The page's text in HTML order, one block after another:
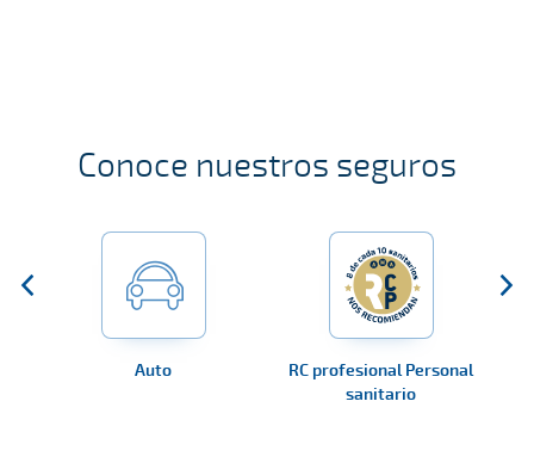
Conoce nuestros seguros
Auto
RC profesional Personal
sanitario